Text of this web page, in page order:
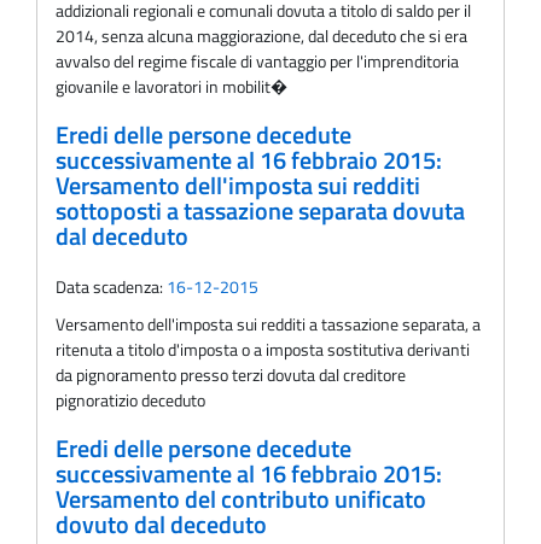
addizionali regionali e comunali dovuta a titolo di saldo per il
2014, senza alcuna maggiorazione, dal deceduto che si era
avvalso del regime fiscale di vantaggio per l'imprenditoria
giovanile e lavoratori in mobilit�
Eredi delle persone decedute
successivamente al 16 febbraio 2015:
Versamento dell'imposta sui redditi
sottoposti a tassazione separata dovuta
dal deceduto
Data scadenza: 16-12-2015
Versamento dell'imposta sui redditi a tassazione separata, a
ritenuta a titolo d'imposta o a imposta sostitutiva derivanti
da pignoramento presso terzi dovuta dal creditore
pignoratizio deceduto
Eredi delle persone decedute
successivamente al 16 febbraio 2015:
Versamento del contributo unificato
dovuto dal deceduto